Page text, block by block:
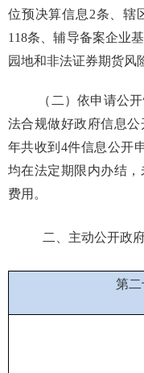
位预决算信息2条、辖
118条、辅导备案企业
园地和非法证券期货风
（二）依申请公
法合规做好政府信息
年共收到4件信息公开
均在法定期限内办结
费用。
二、主动公开政
第二